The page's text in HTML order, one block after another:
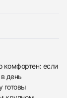
комфортен: если
день
готовы